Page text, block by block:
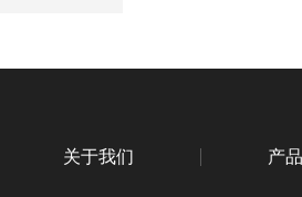
关于我们 产